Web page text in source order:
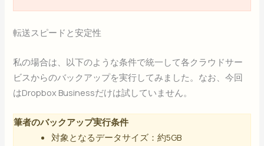
転送スピードと安定性
私の場合は、以下のような条件で統一して各クラウドサー
ビスからのバックアップを実行してみました。なお、今回
はDropbox Businessだけは試していません。
筆者のバックアップ実行条件
対象となるデータサイズ：約5GB